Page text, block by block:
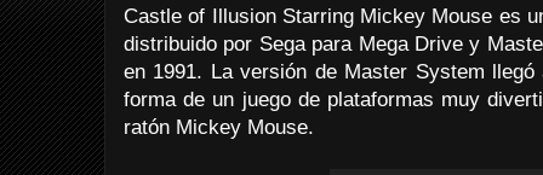
Castle of Illusion Starring Mickey Mouse es
distribuido por Sega para Mega Drive y
en 1991. La versión de Master System
forma de un juego de plataformas muy
ratón Mickey Mouse.